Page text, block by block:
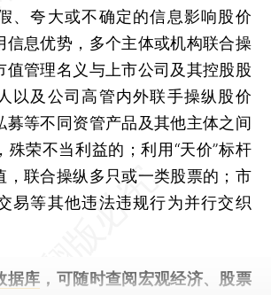
、夸大或不确定的信息影响股价
信息优势，多个主体或机构联合操
值管理名义与上市公司及其控股股
以及公司高管内外联手操纵股价
募等不同资管产品及其他主体之间
殊荣不当利益的；利用“天价”标杆
，联合操纵多只或一类股票的；市
易等其他违法违规行为并行交织
据库 ，可随时查阅宏观经济、股票